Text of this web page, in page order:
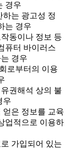
경우
하는 광고성 정
는 경우
동이나 정보 등
퓨터 바이러스
경우
로부터의 이용
권해석 상의 불
우
얻은 정보를 교육
업적으로 이용하
가입되어 있는